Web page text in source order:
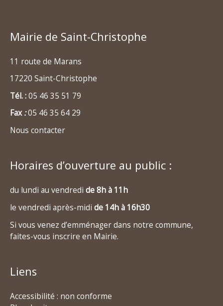
Mairie de Saint-Christophe
11 route de Marans
17220 Saint-Christophe
Tél. :05 46 35 51 79
Fax:05 46 35 64 29
Nous contacter
Horaires d’ouverture au public :
du lundi au vendredi de 8h à 11h
le vendredi après-midi de 14h à 16h30
Si vous venez d’emménager dans notre commune,
faites-vous inscrire en Mairie.
Liens
Accessibilité : non conforme